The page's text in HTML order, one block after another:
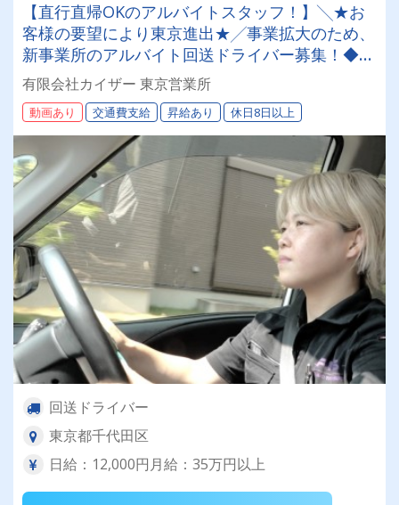
【直行直帰OKのアルバイトスタッフ！】╲★お
客様の要望により東京進出★╱事業拡大のため、
新事業所のアルバイト回送ドライバー募集！◆丁
寧なレクチャーで、未経験でも安心スタート！無
理の無い運行管理で、働きやすさ抜群！
有限会社カイザー 東京営業所
動画あり 交通費支給 昇給あり 休日8日以上
回送ドライバー
東京都千代田区
日給：12,000円月給：35万円以上